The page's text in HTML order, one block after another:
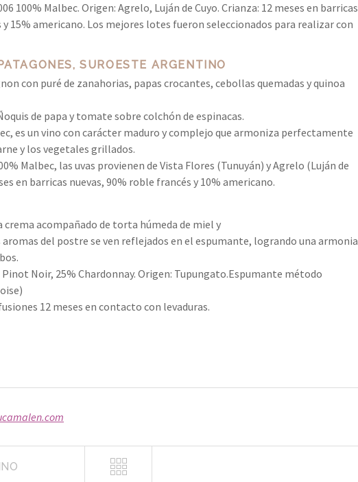
100% Malbec. Origen: Agrelo, Luján de Cuyo. Crianza: 12 meses en barricas
15% americano. Los mejores lotes fueron seleccionados para realizar con
SUROESTE ARGENTINO
con puré de zanahorias, papas crocantes, cebollas quemadas y quinoa
de papa y tomate sobre colchón de espinacas.
es un vino con carácter maduro y complejo que armoniza perfectamente
y los vegetales grillados.
Malbec, las uvas provienen de Vista Flores (Tunuyán) y Agrelo (Luján de
en barricas nuevas, 90% roble francés y 10% americano.
crema acompañado de torta húmeda de miel y
aromas del postre se ven reflejados en el espumante, logrando una armonia
Pinot Noir, 25% Chardonnay. Origen: Tupungato.Espumante método
12 meses en contacto con levaduras.